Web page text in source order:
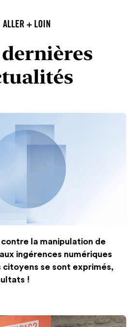
ALLER + LOIN
la manipulation de
ingérences numériques
citoyens se sont exprimés,
!